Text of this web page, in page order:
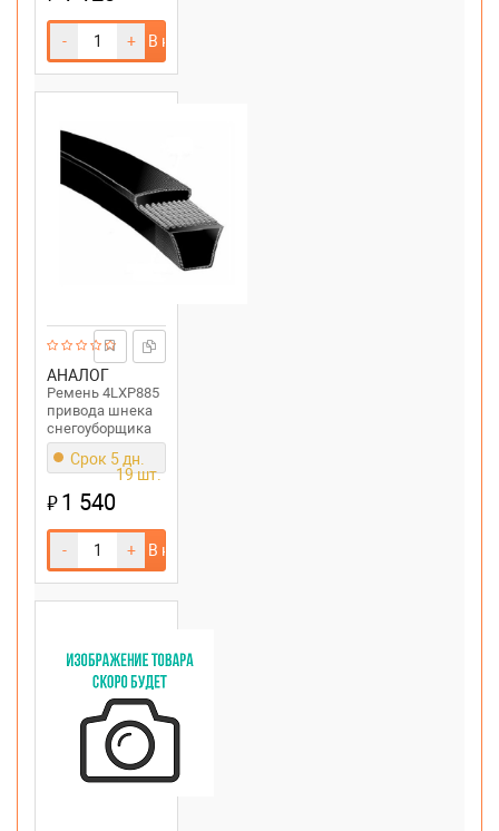
- + В корзину
АНАЛОГ
Ремень 4LXP885
привода шнека
снегоуборщика
Срок 5 дн.
19 шт.
₽1 540
- + В корзину